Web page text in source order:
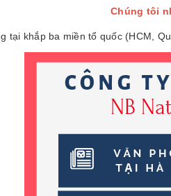
Chúng tôi
tại khắp ba miền tổ quốc (HCM,